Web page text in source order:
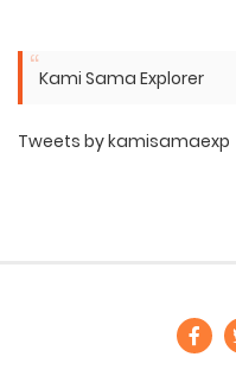
Kami Sama Explorer
Tweets by kamisamaexp